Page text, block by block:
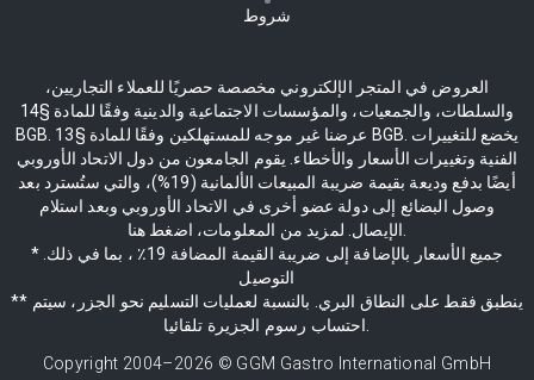
شروط
العروض في المتجر الإلكتروني مخصصة حصريًا للعملاء التجاريين،
والسلطات، والجمعيات، والمؤسسات الاجتماعية والدينية وفقًا للمادة §14
BGB. عرضنا غير موجه للمستهلكين وفقًا للمادة §13 BGB. يخضع للتغييرات
الفنية وتغييرات الأسعار والأخطاء. يقوم الجامعون من دول الاتحاد الأوروبي
أيضًا بدفع وديعة بقيمة ضريبة المبيعات الألمانية (19%)، والتي ستُسترد بعد
وصول البضائع إلى دولة عضو أخرى في الاتحاد الأوروبي وبعد استلام
* جميع الأسعار بالإضافة إلى ضريبة القيمة المضافة 19٪ ، بما في ذلك.
التوصيل
** ينطبق فقط على النطاق البري. بالنسبة لعمليات التسليم نحو الجزر، سيتم
Copyright 2004–2026 © GGM Gastro International GmbH